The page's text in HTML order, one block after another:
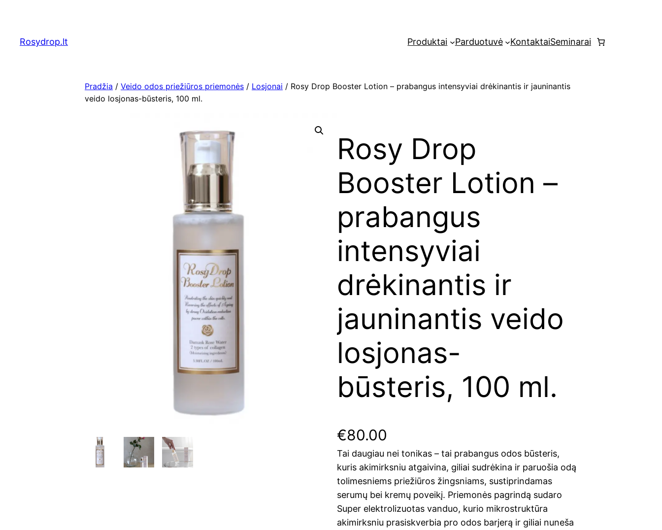
turinioRosydrop.lt Produktai Parduotuvė KontaktaiSeminarai
Pradžia / Veido odos priežiūros priemonės / Losjonai / Rosy Drop Booster Lotion – prabangus intensyviai drėkinantis ir jauninantis
veido losjonas-būsteris, 100 ml.
Rosy Drop
Booster Lotion –
prabangus
intensyviai
drėkinantis ir
jauninantis veido
losjonas-
būsteris, 100 ml.
€80.00
Tai daugiau nei tonikas – tai prabangus odos būsteris,
kuris akimirksniu atgaivina, giliai sudrėkina ir paruošia odą
tolimesniems priežiūros žingsniams, sustiprindamas
serumų bei kremų poveikį. Priemonės pagrindą sudaro
Super elektrolizuotas vanduo, kurio mikrostruktūra
akimirksniu prasiskverbia pro odos barjerą ir giliai nuneša